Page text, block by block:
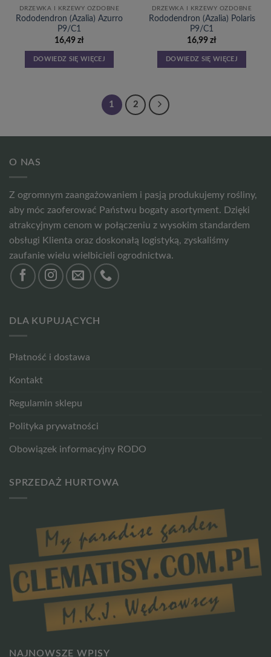
DRZEWKA I KRZEWY OZDOBNE
Rododendron (Azalia) Azurro
P9/C1
16,49 zł
DOWIEDZ SIĘ WIĘCEJ
DRZEWKA I KRZEWY OZDOBNE
Rododendron (Azalia) Polaris
P9/C1
16,99 zł
DOWIEDZ SIĘ WIĘCEJ
1 2
O NAS
Z ogromnym zaangażowaniem i pasją produkujemy rośliny,
aby móc zaoferować Państwu bogaty asortyment. Dzięki
atrakcyjnym cenom w połączeniu z wysokim standardem
obsługi Klienta oraz doskonałą logistyką, zyskaliśmy
zaufanie wielu wielbicieli ogrodnictwa.
DLA KUPUJĄCYCH
Płatność i dostawa
Kontakt
Regulamin sklepu
Polityka prywatności
Obowiązek informacyjny RODO
SPRZEDAŻ HURTOWA
NAJNOWSZE WPISY